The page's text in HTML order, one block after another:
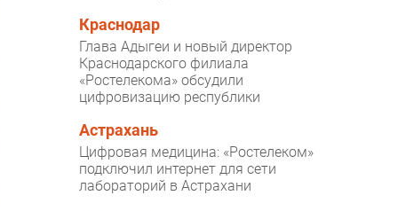
Мероприятия
Проекты
IT класс
Каталог компаний
Краснодар
Глава Адыгеи и новый директор
Краснодарского филиала
«Ростелекома» обсудили
цифровизацию республики
Астрахань
Цифровая медицина: «Ростелеком»
подключил интернет для сети
лабораторий в Астрахани